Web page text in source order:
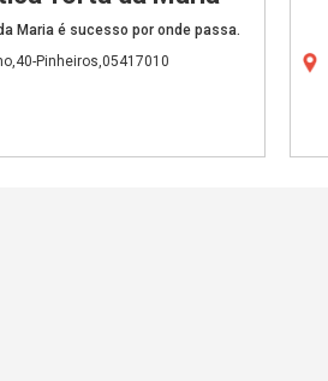
Maria é sucesso por onde passa.
Pinheiros,05417010